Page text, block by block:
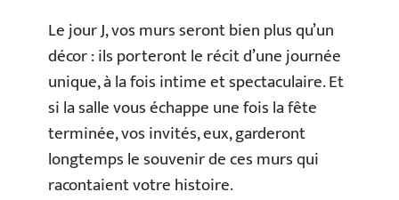
Le jour J, vos murs seront bien plus qu’un
décor : ils porteront le récit d’une journée
unique, à la fois intime et spectaculaire. Et
si la salle vous échappe une fois la fête
terminée, vos invités, eux, garderont
longtemps le souvenir de ces murs qui
racontaient votre histoire.